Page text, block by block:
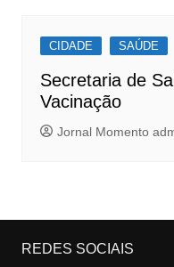
CIDADE SAÚDE
Secretaria de
Vacinação
Jornal Momento
REDES SOCIAIS